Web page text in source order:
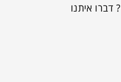
דברו איתנו